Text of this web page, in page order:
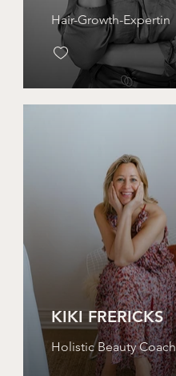
Hair-Growth-Expertin
KIKI FRERICKS
Holistic Beauty Coach